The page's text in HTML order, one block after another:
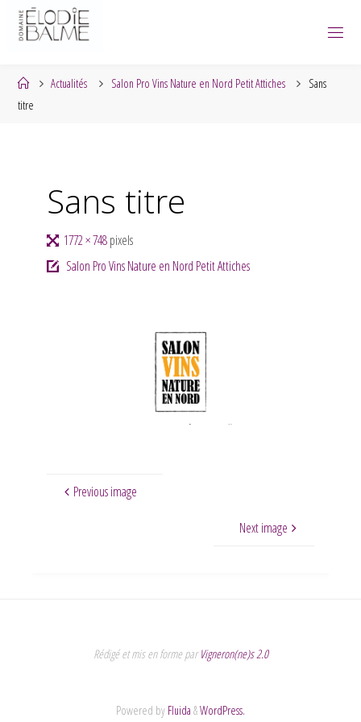
HomeActualités Salon Pro Vins Nature en Nord Petit Attiches
Sans
titre
Sans titre
Full
size
1772 × 748pixels
Salon Pro Vins Nature en Nord Petit Attiches
Previous image
Next image
Rédigé et mis en forme parVigneron(ne)s 2.0
Powered by Fluida &WordPress.